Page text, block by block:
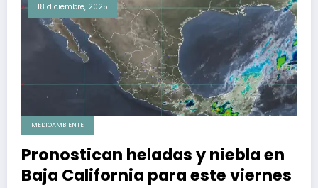
18 diciembre, 2025
MEDIOAMBIENTE
Pronostican heladas y niebla en
Baja California para este viernes